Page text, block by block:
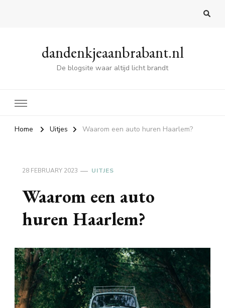
dandenkjeaanbrabant.nl
De blogsite waar altijd licht brandt
Home Uitjes Waarom een auto huren Haarlem?
28 FEBRUARY 2023 UITJES
Waarom een auto
huren Haarlem?